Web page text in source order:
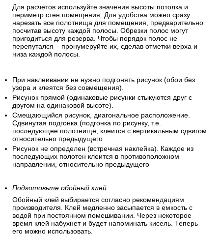
Для расчетов используйте значения высоты потолка и
периметр стен помещения. Для удобства можно сразу
нарезать все полотнища для помещения, предварительно
посчитав высоту каждой полосы. Обрезки полос могут
пригодиться для резерва. Чтобы порядок полос не
перепутался – пронумеруйте их, сделав отметки верха и
низа каждой полосы.
При наклеивании не нужно подгонять рисунок (обои без
узора и клеятся без совмещения).
Рисунок прямой (одинаковые рисунки стыкуются друг с
другом на одинаковой высоте).
Смещающийся рисунок, диагональное расположение.
Сдвинутая подгонка (подгонка по рисунку, т.е.
последующее полотнище, клеится с вертикальным сдвигом
относительно предыдущего
Рисунок не определен (встречная наклейка). Каждое из
последующих полотен клеится в противоположном
направлении, относительно предыдущего
Подготовьте обойный клей
Обойный клей выбирается согласно рекомендациям
производителя. Клей медленно засыпается в емкость с
водой при постоянном помешивании. Через некоторое
время клей набухнет и будет напоминать кисель. Теперь
его можно использовать.